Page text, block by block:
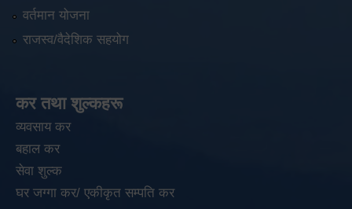
वर्तमान योजना
राजस्व/वैदेशिक सहयोग
कर तथा शुल्कहरू
व्यवसाय कर
बहाल कर
सेवा शुल्क
घर जग्गा कर/ एकीकृत सम्पति कर